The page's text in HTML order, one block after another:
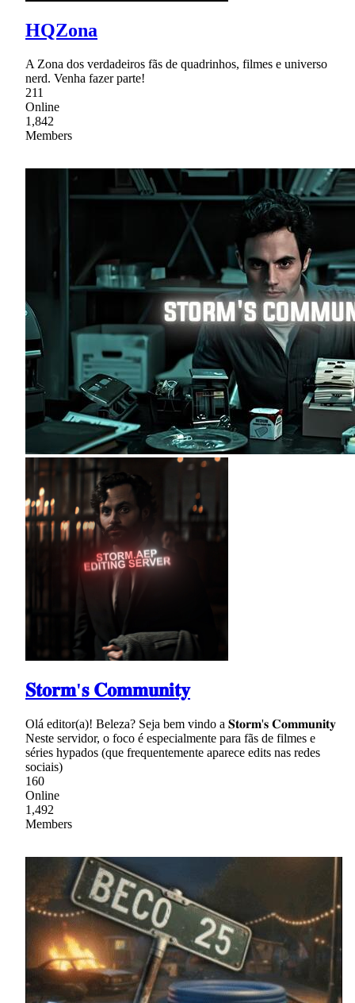
HQZona
A Zona dos verdadeiros fãs de quadrinhos, filmes e universo
nerd. Venha fazer parte!
211
Online
1,842
Members
𝐒𝐭𝐨𝐫𝐦'𝐬 𝐂𝐨𝐦𝐦𝐮𝐧𝐢𝐭𝐲
Olá editor(a)! Beleza? Seja bem vindo a 𝐒𝐭𝐨𝐫𝐦'𝐬 𝐂𝐨𝐦𝐦𝐮𝐧𝐢𝐭𝐲
Neste servidor, o foco é especialmente para fãs de filmes e
séries hypados (que frequentemente aparece edits nas redes
sociais)
160
Online
1,492
Members